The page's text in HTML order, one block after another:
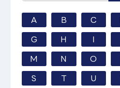
A B C
G H I
M N O
S T U